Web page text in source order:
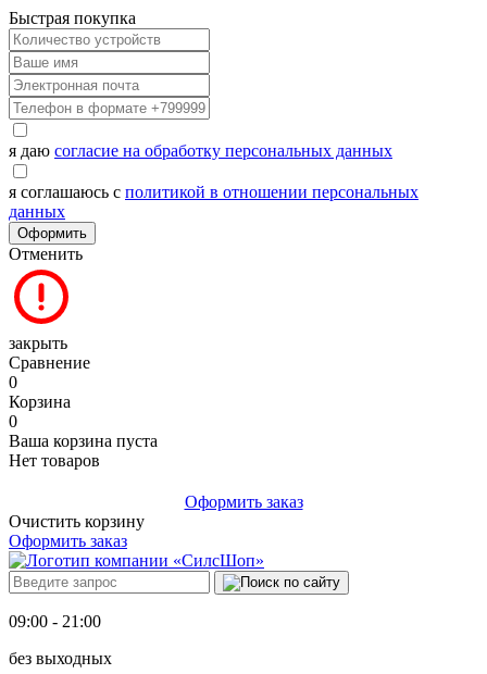
Быстрая покупка
я даю согласие на обработку персональных данных
я соглашаюсь с политикой в отношении персональных
данных
Оформить
Отменить
закрыть
Сравнение
0
Корзина
0
Ваша корзина пуста
Нет товаров
Оформить заказ
Очистить корзину
Оформить заказ
09:00 - 21:00
без выходных